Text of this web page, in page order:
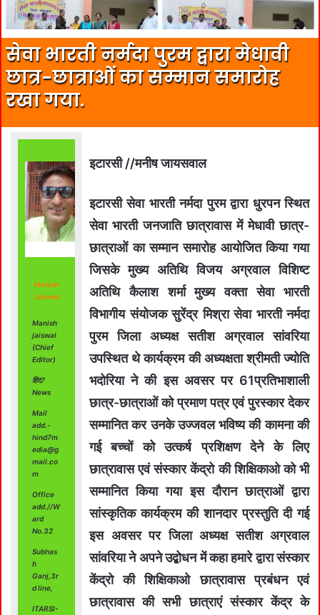
सेवा भारती नर्मदा पुरम द्वारा मेधावी
छात्र-छात्राओं का सम्मान समारोह
रखा गया.
Manish
Jaiswal
Manish
jaiswal
(Chief
Editor)
हिंद7
News
Mail
add.-
hind7m
edia@g
mail.co
m
Office
add.//W
ard
No.32
Subhas
h
Ganj,3r
d line,
ITARSI-
इटारसी //मनीष जायसवाल
इटारसी सेवा भारती नर्मदा पुरम द्वारा धुरपन स्थित
सेवा भारती जनजाति छात्रावास में मेधावी छात्र-
छात्राओं का सम्मान समारोह आयोजित किया गया
जिसके मुख्य अतिथि विजय अग्रवाल विशिष्ट
अतिथि कैलाश शर्मा मुख्य वक्ता सेवा भारती
विभागीय संयोजक सुरेंद्र मिश्रा सेवा भारती नर्मदा
पुरम जिला अध्यक्ष सतीश अग्रवाल सांवरिया
उपस्थित थे कार्यक्रम की अध्यक्षता श्रीमती ज्योति
भदोरिया ने की इस अवसर पर 61प्रतिभाशाली
छात्र-छात्राओं को प्रमाण पत्र एवं पुरस्कार देकर
सम्मानित कर उनके उज्जवल भविष्य की कामना की
गई बच्चों को उत्कर्ष प्रशिक्षण देने के लिए
छात्रावास एवं संस्कार केंद्रो की शिक्षिकाओ को भी
सम्मानित किया गया इस दौरान छात्राओं द्वारा
सांस्कृतिक कार्यक्रम की शानदार प्रस्तुति दी गई
इस अवसर पर जिला अध्यक्ष सतीश अग्रवाल
सांवरिया ने अपने उद्बोधन में कहा हमारे द्वारा संस्कार
केंद्रो की शिक्षिकाओ छात्रावास प्रबंधन एवं
छात्रावास की सभी छात्राएं संस्कार केंद्र के